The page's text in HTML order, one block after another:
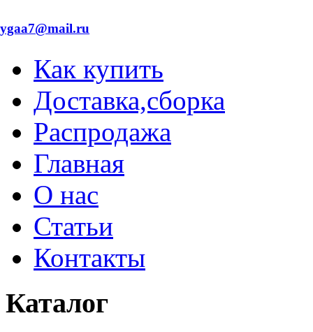
Как купить
Доставка,сборка
Распродажа
Главная
О нас
Статьи
Контакты
Каталог